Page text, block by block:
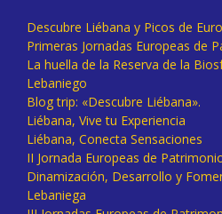
Descubre Liébana y Picos de
Primeras Jornadas Europeas de
La huella de la Reserva de la
Lebaniego
Blog trip: «Descubre Liébana».
Liébana, Vive tu Experiencia
Liébana, Conecta Sensaciones
II Jornada Europeas de
Dinamización, Desarrollo y
Lebaniega